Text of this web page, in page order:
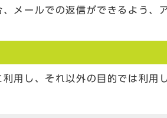
メールでの返信ができるよう、
用し、それ以外の目的では利用